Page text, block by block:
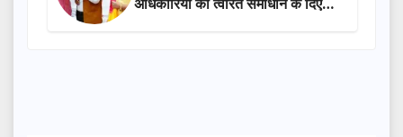
अधिकारियों को त्वरित समाधान के दिए